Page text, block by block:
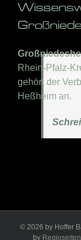
Rhein-Pfalz-
gehört der
Heßheim an.
© 2026 by Hoffer
by